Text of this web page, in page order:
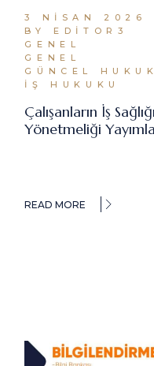
3 NISAN 2026
BY EDITOR3
GENEL
GENEL
GÜNCEL HUKUK
İŞ HUKUKU
Çalışanların İş
Yönetmeliği
READ MORE